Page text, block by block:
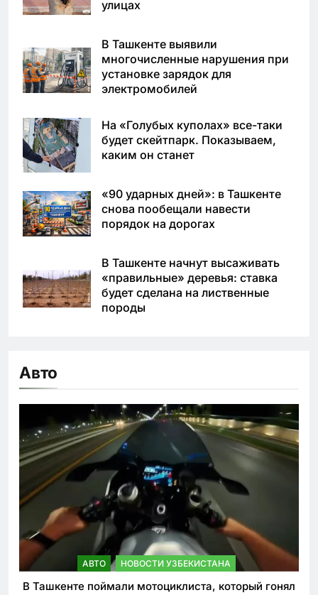
улицах
В Ташкенте выявили
многочисленные нарушения при
установке зарядок для
электромобилей
На «Голубых куполах» все-таки
будет скейтпарк. Показываем,
каким он станет
«90 ударных дней»: в Ташкенте
снова пообещали навести
порядок на дорогах
В Ташкенте начнут высаживать
«правильные» деревья: ставка
будет сделана на лиственные
породы
Авто
АВТО НОВОСТИ УЗБЕКИСТАНА
В Ташкенте поймали мотоциклиста, который гонял